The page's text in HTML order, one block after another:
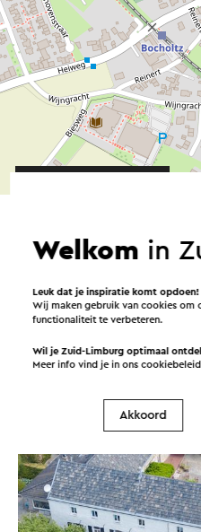
Overnachten
Vakantiehuisje
Welkom in
Leuk dat je inspiratie komt opdoen!
Wij maken gebruik van cookies om
functionaliteit te verbeteren.
Wil je Zuid-Limburg optimaal
Meer info vind je in onscookiebeleid
Akkoord